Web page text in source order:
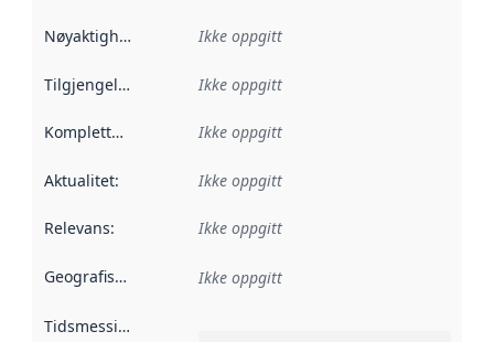
Nøyaktighet Ikke oppgitt
Tilgjengelighet Ikke oppgitt
Kompletthet Ikke oppgitt
Aktualitet: Ikke oppgitt
Relevans: Ikke oppgitt
Geografisk avgrensning :
Ikke oppgitt
Tidsmessig avgrensning